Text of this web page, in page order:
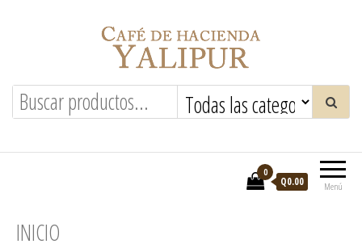
contenido
Hacienda Yalipur
Menú
0
Q0.00
INICIO